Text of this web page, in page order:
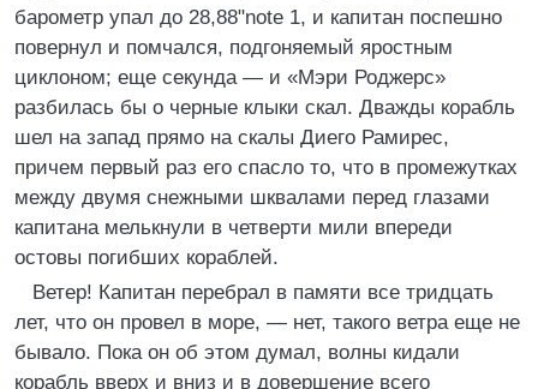
барометр упал до 28,88"note 1, и капитан поспешно
повернул и помчался, подгоняемый яростным
циклоном; еще секунда — и «Мэри Роджерс»
разбилась бы о черные клыки скал. Дважды корабль
шел на запад прямо на скалы Диего Рамирес,
причем первый раз его спасло то, что в промежутках
между двумя снежными шквалами перед глазами
капитана мелькнули в четверти мили впереди
остовы погибших кораблей.
Ветер! Капитан перебрал в памяти все тридцать
лет, что он провел в море, — нет, такого ветра еще не
бывало. Пока он об этом думал, волны кидали
корабль вверх и вниз и в довершение всего